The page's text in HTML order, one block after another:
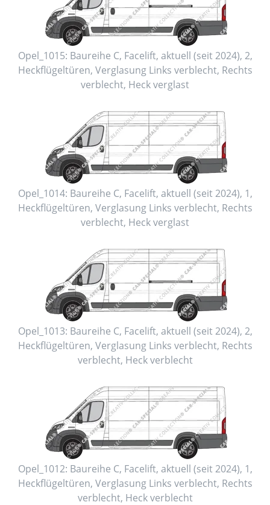
Opel_1015: Baureihe C, Facelift, aktuell (seit 2024), 2,
Heckflügeltüren, Verglasung Links verblecht, Rechts
verblecht, Heckverglast
Opel_1014: Baureihe C, Facelift, aktuell (seit 2024), 1,
Heckflügeltüren, Verglasung Links verblecht, Rechts
verblecht, Heckverglast
Opel_1013: Baureihe C, Facelift, aktuell (seit 2024), 2,
Heckflügeltüren, Verglasung Links verblecht, Rechts
verblecht, Heckverblecht
Opel_1012: Baureihe C, Facelift, aktuell (seit 2024), 1,
Heckflügeltüren, Verglasung Links verblecht, Rechts
verblecht, Heckverblecht